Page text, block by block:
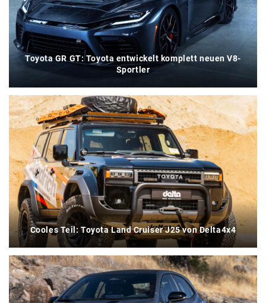
Toyota GR GT: Toyota entwickelt komplett neuen V8-
Sportler
Cooles Teil: Toyota Land Cruiser J25 von Delta4x4